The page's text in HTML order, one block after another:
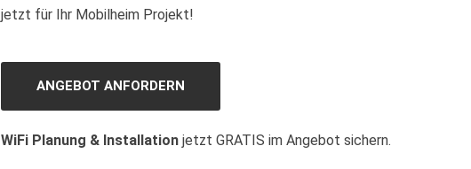
jetzt für Ihr Mobilheim Projekt!
ANGEBOT ANFORDERN
WiFi Planung & Installation jetzt GRATIS im Angebot sichern.